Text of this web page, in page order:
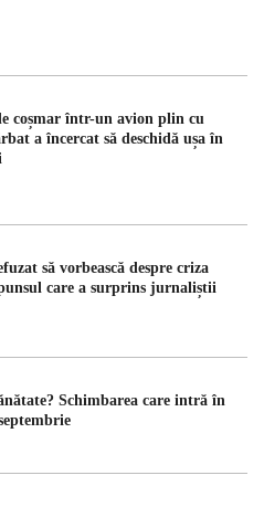
coșmar într-un avion plin cu
a încercat să deschidă ușa în
să vorbească despre criza
care a surprins jurnaliștii
Schimbarea care intră în